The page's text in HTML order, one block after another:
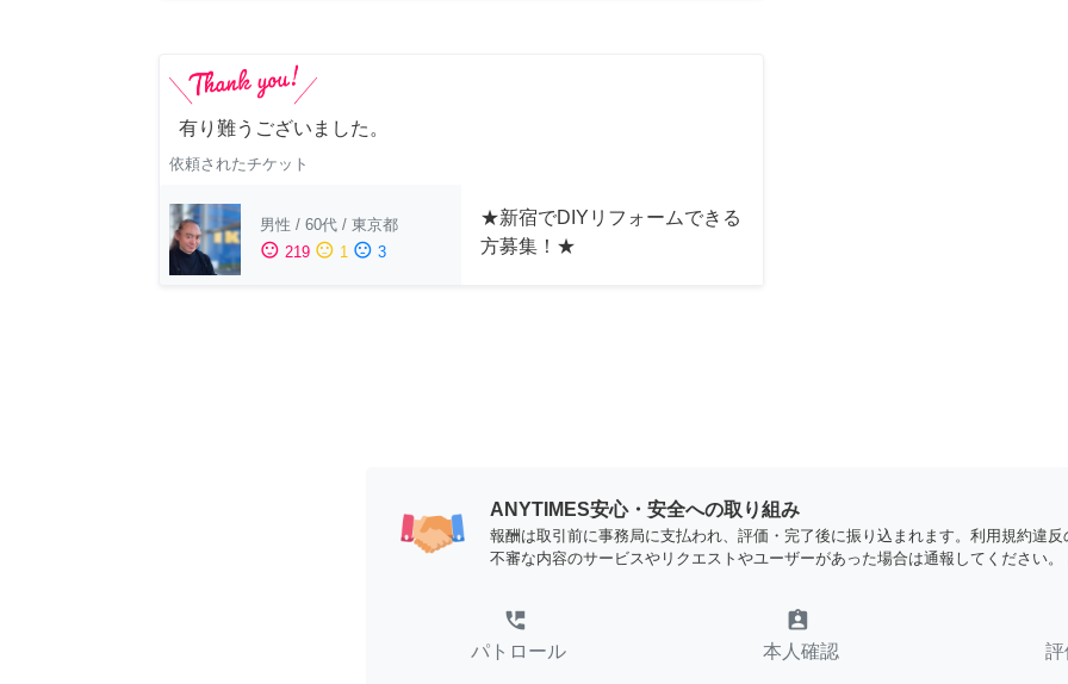
有り難うございました。
依頼されたチケット
男性 / 60代 / 東京都
sentiment_satisfied 219 sentiment_neutral 1 sentiment_dissatisfied 3
★新宿でDIYリフォームできる
方募集！★
ANYTIMES安心・安全への取り組み
報酬は取引前に事務局に支払われ、評価・完了後に振り込まれます。利用規約違反
不審な内容のサービスやリクエストやユーザーがあった場合は通報してください。
perm_phone_msg
パトロール
assignment_ind
本人確認